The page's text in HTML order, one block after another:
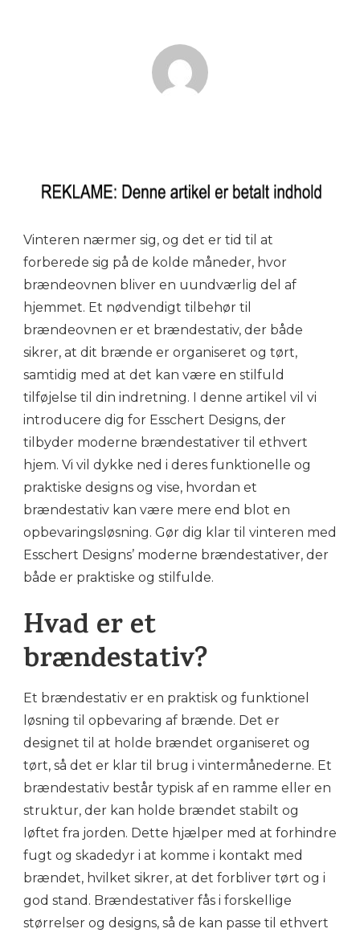
Vinteren nærmer sig, og det er tid til at
forberede sig på de kolde måneder, hvor
brændeovnen bliver en uundværlig del af
hjemmet. Et nødvendigt tilbehør til
brændeovnen er et brændestativ, der både
sikrer, at dit brænde er organiseret og tørt,
samtidig med at det kan være en stilfuld
tilføjelse til din indretning. I denne artikel vil vi
introducere dig for Esschert Designs, der
tilbyder moderne brændestativer til ethvert
hjem. Vi vil dykke ned i deres funktionelle og
praktiske designs og vise, hvordan et
brændestativ kan være mere end blot en
opbevaringsløsning. Gør dig klar til vinteren med
Esschert Designs’ moderne brændestativer, der
både er praktiske og stilfulde.
Hvad er et
brændestativ?
Et brændestativ er en praktisk og funktionel
løsning til opbevaring af brænde. Det er
designet til at holde brændet organiseret og
tørt, så det er klar til brug i vintermånederne. Et
brændestativ består typisk af en ramme eller en
struktur, der kan holde brændet stabilt og
løftet fra jorden. Dette hjælper med at forhindre
fugt og skadedyr i at komme i kontakt med
brændet, hvilket sikrer, at det forbliver tørt og i
god stand. Brændestativer fås i forskellige
størrelser og designs, så de kan passe til ethvert